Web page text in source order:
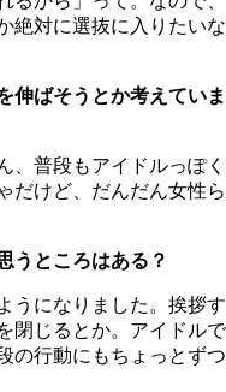
絶対に選抜に入りたいな
ばそうとか考えていま
普段もアイドルっぽく
だけど、だんだん女性ら
ところはある？
うになりました。挨拶す
閉じるとか。アイドルで
の行動にもちょっとずつ